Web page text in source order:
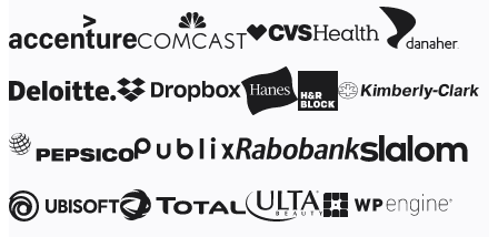
Strategisten aloitteiden mukaan
Tuotekäyttöjärjestelmä
Tekoälymuunnos
Työtapojen muutos
Digitaalinen työntekijäkokemus
Asiakaskokemus ja palvelumuotoilu
Resurssit
Asiakastarinat
Academy